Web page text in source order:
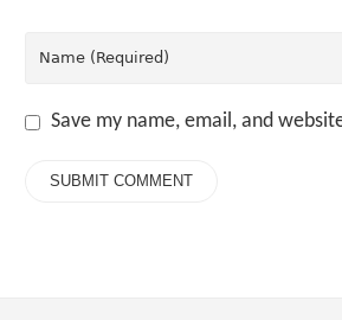
Save my name, email, and